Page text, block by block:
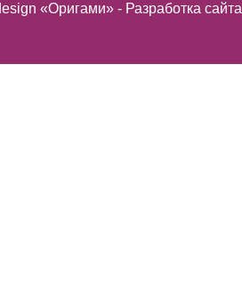
«Оригами» - Разработка